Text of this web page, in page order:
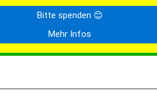
Bitte spenden 😊
Mehr Infos